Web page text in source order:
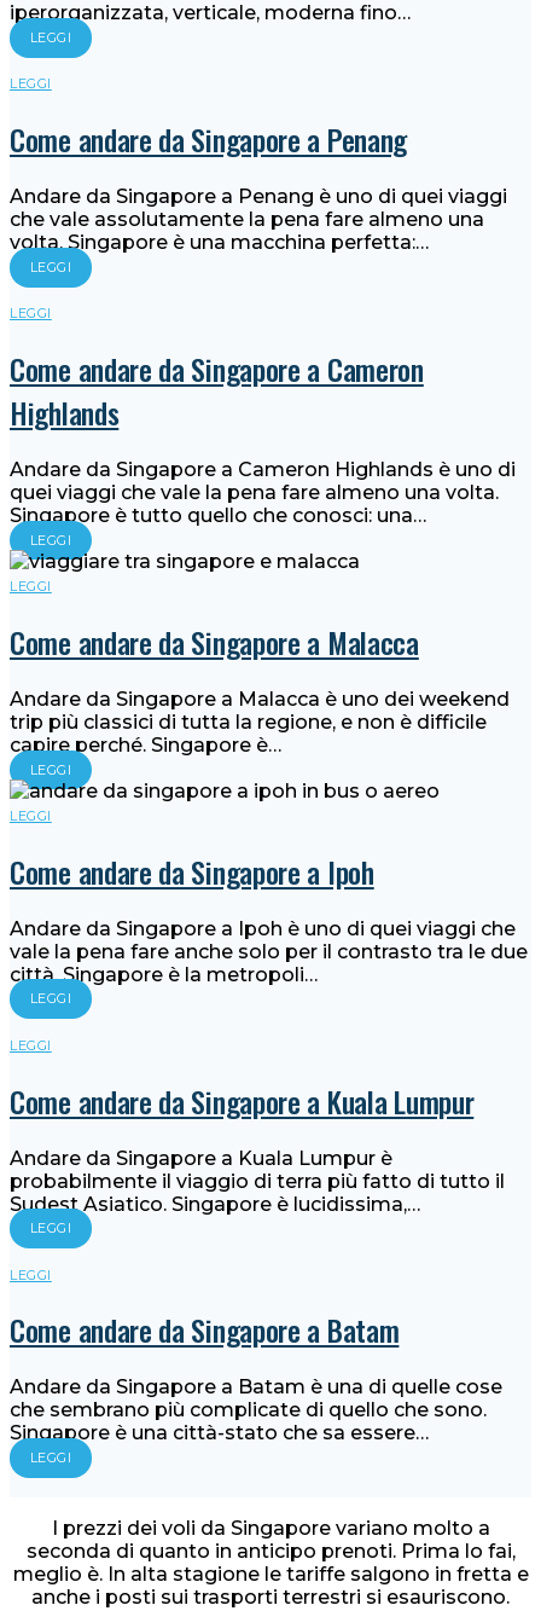
iperorganizzata, verticale, moderna fino…
LEGGI
LEGGI
Come andare da Singapore a Penang
Andare da Singapore a Penang è uno di quei viaggi
che vale assolutamente la pena fare almeno una
volta. Singapore è una macchina perfetta:…
LEGGI
LEGGI
Come andare da Singapore a Cameron
Highlands
Andare da Singapore a Cameron Highlands è uno di
quei viaggi che vale la pena fare almeno una volta.
Singapore è tutto quello che conosci: una…
LEGGI
LEGGI
Come andare da Singapore a Malacca
Andare da Singapore a Malacca è uno dei weekend
trip più classici di tutta la regione, e non è difficile
capire perché. Singapore è…
LEGGI
LEGGI
Come andare da Singapore a Ipoh
Andare da Singapore a Ipoh è uno di quei viaggi che
vale la pena fare anche solo per il contrasto tra le due
città. Singapore è la metropoli…
LEGGI
LEGGI
Come andare da Singapore a Kuala Lumpur
Andare da Singapore a Kuala Lumpur è
probabilmente il viaggio di terra più fatto di tutto il
Sudest Asiatico. Singapore è lucidissima,…
LEGGI
LEGGI
Come andare da Singapore a Batam
Andare da Singapore a Batam è una di quelle cose
che sembrano più complicate di quello che sono.
Singapore è una città-stato che sa essere…
LEGGI
I prezzi dei voli da Singapore variano molto a
seconda di quanto in anticipo prenoti. Prima lo fai,
meglio è. In alta stagione le tariffe salgono in fretta e
anche i posti sui trasporti terrestri si esauriscono.